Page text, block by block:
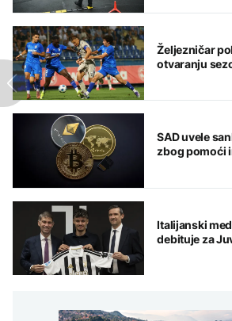
Željezničar
otvaranju
SAD uvele
zbog pomoći
Italijanski
debituje za